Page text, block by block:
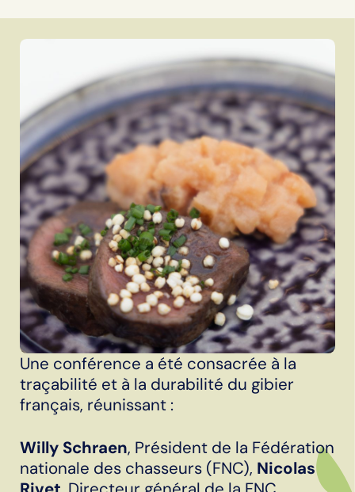
Une conférence a été consacrée à la
traçabilité et à la durabilité du gibier
français, réunissant :
Willy Schraen, Président de la Fédération
nationale des chasseurs (FNC), Nicolas